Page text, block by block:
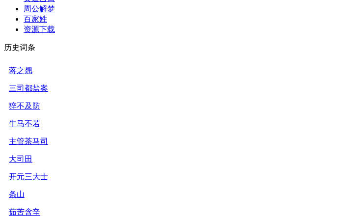
周公解梦
百家姓
资源下载
历史词条
蒋之翘
三司都盐案
猝不及防
牛马不若
主管茶马司
大司田
开元三大士
条山
茹苦含辛